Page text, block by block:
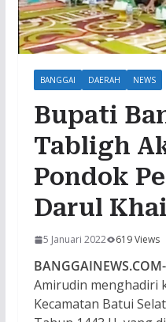
BANGGAI DAERAH NEWS
Bupati
Tabligh
Pondok
Darul
5 Januari 2022 619 Views
BANGGAINEWS.COM-
Amirudin menghadiri
Kecamatan Batui